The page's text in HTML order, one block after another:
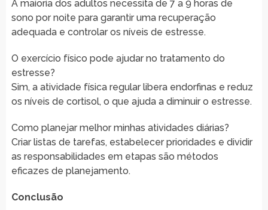
A maioria dos adultos necessita de 7 a 9 horas de
sono por noite para garantir uma recuperação
adequada e controlar os níveis de estresse.
O exercício físico pode ajudar no tratamento do
estresse?
Sim, a atividade física regular libera endorfinas e reduz
os níveis de cortisol, o que ajuda a diminuir o estresse.
Como planejar melhor minhas atividades diárias?
Criar listas de tarefas, estabelecer prioridades e dividir
as responsabilidades em etapas são métodos
eficazes de planejamento.
Conclusão